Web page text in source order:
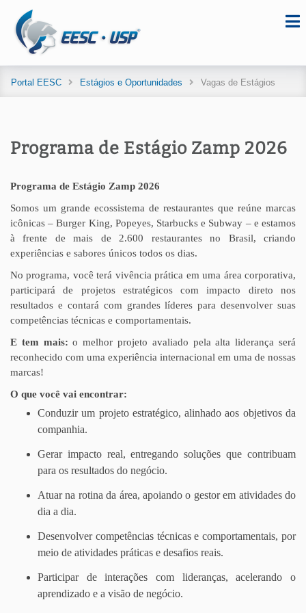
Portal EESC Estágios e Oportunidades Vagas de Estágios
Programa de Estágio Zamp 2026
Programa de Estágio Zamp 2026
Somos um grande ecossistema de restaurantes que reúne marcas
icônicas – Burger King, Popeyes, Starbucks e Subway – e estamos
à frente de mais de 2.600 restaurantes no Brasil, criando
experiências e sabores únicos todos os dias.
No programa, você terá vivência prática em uma área corporativa,
participará de projetos estratégicos com impacto direto nos
resultados e contará com grandes líderes para desenvolver suas
competências técnicas e comportamentais.
E tem mais: o melhor projeto avaliado pela alta liderança será
reconhecido com uma experiência internacional em uma de nossas
marcas!
O que você vai encontrar:
Conduzir um projeto estratégico, alinhado aos objetivos da
companhia.
Gerar impacto real, entregando soluções que contribuam
para os resultados do negócio.
Atuar na rotina da área, apoiando o gestor em atividades do
dia a dia.
Desenvolver competências técnicas e comportamentais, por
meio de atividades práticas e desafios reais.
Participar de interações com lideranças, acelerando o
aprendizado e a visão de negócio.